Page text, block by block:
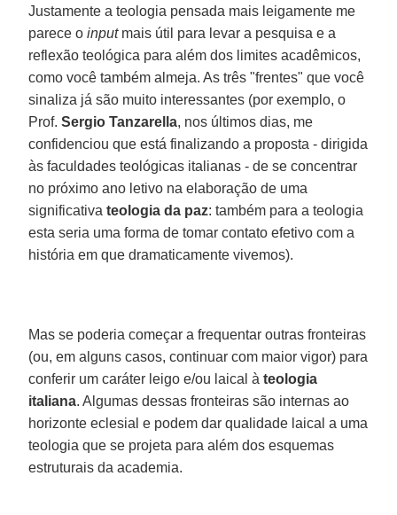
Justamente a teologia pensada mais leigamente me
parece oinputmais útil para levar a pesquisa e a
reflexão teológica para além dos limites acadêmicos,
como você também almeja. As três "frentes" que você
sinaliza já são muito interessantes (por exemplo, o
Prof.Sergio Tanzarella, nos últimos dias, me
confidenciou que está finalizando a proposta - dirigida
às faculdades teológicas italianas - de se concentrar
no próximo ano letivo na elaboração de uma
significativateologia da paz: também para a teologia
esta seria uma forma de tomar contato efetivo com a
história em que dramaticamente vivemos).
Mas se poderia começar a frequentar outras fronteiras
(ou, em alguns casos, continuar com maior vigor) para
conferir um caráter leigo e/ou laical àteologia
italiana. Algumas dessas fronteiras são internas ao
horizonte eclesial e podem dar qualidade laical a uma
teologia que se projeta para além dos esquemas
estruturais da academia.